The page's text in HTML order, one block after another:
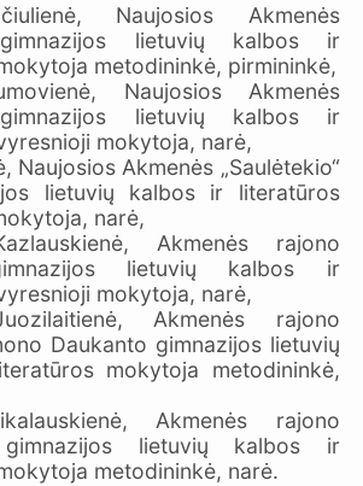
Naujosios Akmenės
lietuvių kalbos ir
metodininkė, pirmininkė,
Naujosios Akmenės
lietuvių kalbos ir
mokytoja, narė,
Naujosios Akmenės „Saulėtekio“
lietuvių kalbos ir literatūros
narė,
Akmenės rajono
lietuvių kalbos ir
mokytoja, narė,
Akmenės rajono
Daukanto gimnazijos lietuvių
mokytoja metodininkė,
Akmenės rajono
gimnazijos lietuvių kalbos ir
metodininkė, narė.